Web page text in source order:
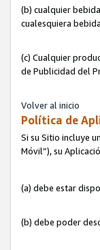
(b) cualquier
cualesquiera
(c) Cualquier
de Publicidad del
Volver al inicio
Política de
Si su Sitio incluye
Móvil”), su
(a) debe estar
(b) debe poder